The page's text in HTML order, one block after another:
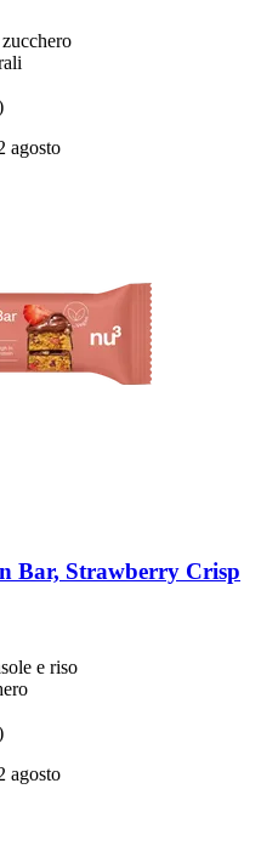
agosto
Bar, Strawberry Crisp
e riso
agosto